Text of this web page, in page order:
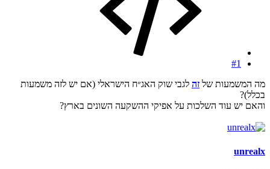
#1
מה המשמעות של זה לגבי שוק האג״ח הישראלי (אם יש לזה משמעות
בכלל)?
והאם יש עוד השלכות על אפיקי ההשקעה השונים בארץ?
unrealx